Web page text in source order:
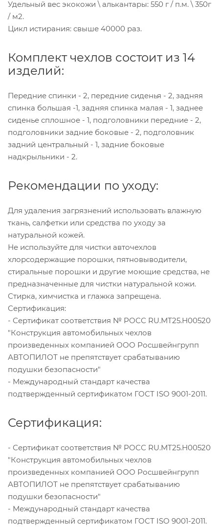
Удельный вес экокожи \ алькантары: 550 г / п.м. \ 350г
/ м2.
Цикл истирания: свыше 40000 раз.
Комплект чехлов состоит из 14
изделий:
Передние спинки - 2, передние сиденья - 2, задняя
спинка большая -1, задняя спинка малая - 1, заднее
сиденье сплошное - 1, подголовники передние - 2,
подголовники задние боковые - 2, подголовник
задний центральный - 1, задние боковые
надкрыльники - 2.
Рекомендации по уходу:
Для удаления загрязнений использовать влажную
ткань, салфетки или средства по уходу за
натуральной кожей.
Не используйте для чистки авточехлов
хлорсодержащие порошки, пятновыводители,
стиральные порошки и другие моющие средства, не
предназначенные для чистки натуральной кожи.
Стирка, химчистка и глажка запрещена.
Сертификация:
- Сертификат соответствия № РОСС RU.МТ25.Н00520
"Конструкция автомобильных чехлов
произведенных компанией ООО Росшвейнгрупп
АВТОПИЛОТ не препятствует срабатыванию
подушки безопасности"
- Международный стандарт качества
подтвержденный сертификатом ГОСТ ISO 9001-2011.
Сертификация:
- Сертификат соответствия № РОСС RU.МТ25.Н00520
"Конструкция автомобильных чехлов
произведенных компанией ООО Росшвейнгрупп
АВТОПИЛОТ не препятствует срабатыванию
подушки безопасности"
- Международный стандарт качества
подтвержденный сертификатом ГОСТ ISO 9001-2011.